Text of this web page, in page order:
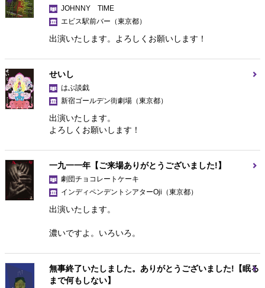
JOHNNY TIME
エビス駅前バー （東京都）
出演いたします。よろしくお願いします！
せいし
はぶ談戯
新宿ゴールデン街劇場 （東京都）
出演いたします。
よろしくお願いします！
一九一一年【ご来場ありがとうございました!】
劇団チョコレートケーキ
インディペンデントシアターOji （東京都）
出演いたします。
濃いですよ。いろいろ。
無事終了いたしました。ありがとうございました!【眠る
まで何もしない】